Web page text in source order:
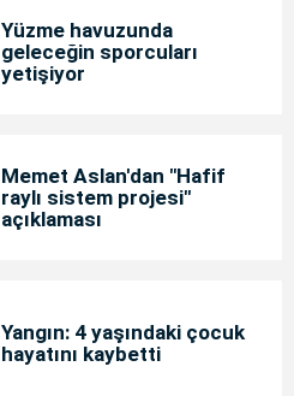
Yüzme havuzunda
geleceğin sporcuları
yetişiyor
Memet Aslan'dan "Hafif
raylı sistem projesi"
açıklaması
Yangın: 4 yaşındaki çocuk
hayatını kaybetti